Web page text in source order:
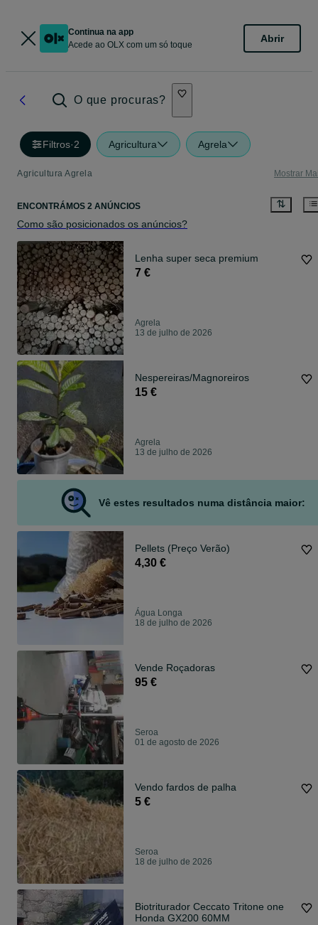
Continua na app
Acede ao OLX com um só toque
Abrir
O que procuras?
Filtros·2 Agricultura Agrela
Agricultura Agrela Mostrar
ENCONTRÁMOS 2 ANÚNCIOS
Como são posicionados os anúncios?
Lenha super seca premium
7 €
Agrela
13 de julho de 2026
Nespereiras/Magnoreiros
15 €
Agrela
13 de julho de 2026
Vê estes resultados numa distância maior:
Pellets (Preço Verão)
4,30 €
Água Longa
18 de julho de 2026
Vende Roçadoras
95 €
Seroa
01 de agosto de 2026
Vendo fardos de palha
5 €
Seroa
18 de julho de 2026
Biotriturador Ceccato Tritone one
Honda GX200 60MM